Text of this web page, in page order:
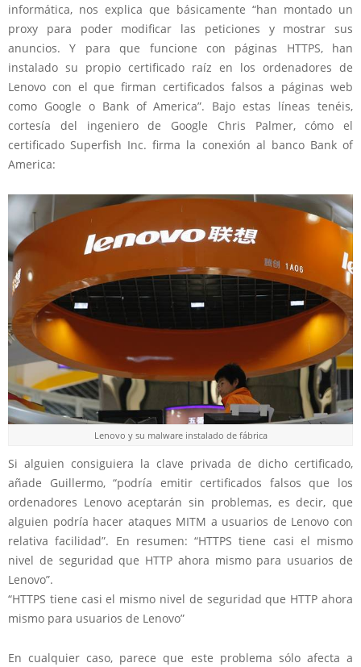
informática, nos explica que básicamente “han montado un
proxy para poder modificar las peticiones y mostrar sus
anuncios. Y para que funcione con páginas HTTPS, han
instalado su propio certificado raíz en los ordenadores de
Lenovo con el que firman certificados falsos a páginas web
como Google o Bank of America”. Bajo estas líneas tenéis,
cortesía del ingeniero de Google Chris Palmer, cómo el
certificado Superfish Inc. firma la conexión al banco Bank of
America:
Lenovo y su malware instalado de fábrica
Si alguien consiguiera la clave privada de dicho certificado,
añade Guillermo, “podría emitir certificados falsos que los
ordenadores Lenovo aceptarán sin problemas, es decir, que
alguien podría hacer ataques MITM a usuarios de Lenovo con
relativa facilidad”. En resumen: “HTTPS tiene casi el mismo
nivel de seguridad que HTTP ahora mismo para usuarios de
Lenovo”.
“HTTPS tiene casi el mismo nivel de seguridad que HTTP ahora
mismo para usuarios de Lenovo”
En cualquier caso, parece que este problema sólo afecta a